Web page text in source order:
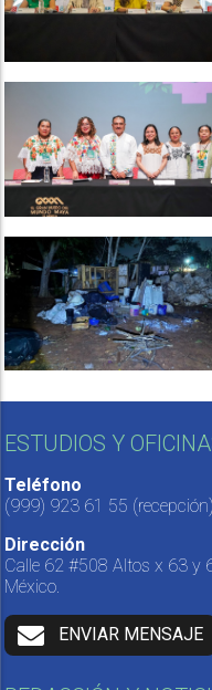
ESTUDIOS Y
Teléfono
(999) 923 61 55 (recepción)
Dirección
Calle 62 #508 Altos x 63 y
México.
ENVIAR MENSAJE